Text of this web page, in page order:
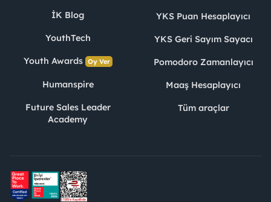
İK Blog
YouthTech
Youth Awards Oy Ver
Humanspire
Future Sales Leader
Academy
YKS Puan Hesaplayıcı
YKS Geri Sayım Sayacı
Pomodoro Zamanlayıcı
Maaş Hesaplayıcı
Tüm araçlar